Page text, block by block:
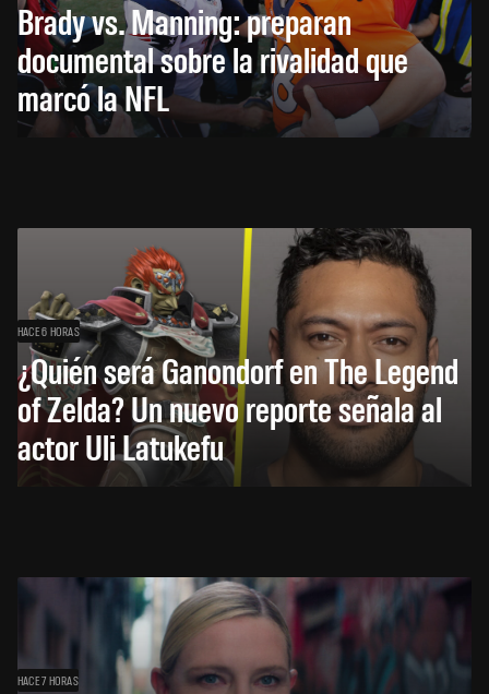
Brady vs. Manning: preparan
documental sobre la rivalidad que
marcó la NFL
HACE 6 HORAS
¿Quién será Ganondorf en The Legend
of Zelda? Un nuevo reporte señala al
actor Uli Latukefu
HACE 7 HORAS